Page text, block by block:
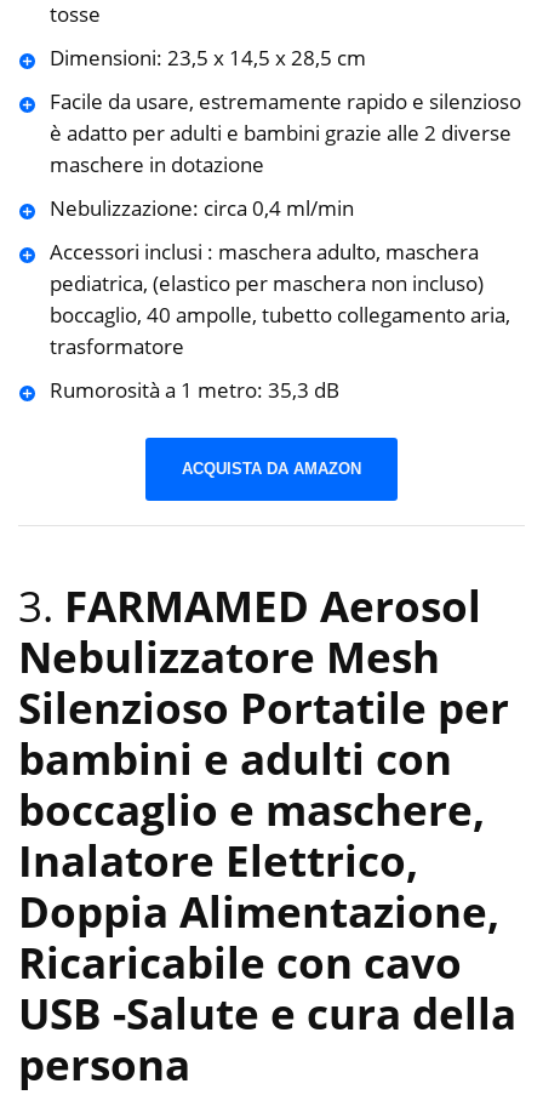
tosse
Dimensioni: 23,5 x 14,5 x 28,5 cm
Facile da usare, estremamente rapido e silenzioso
è adatto per adulti e bambini grazie alle 2 diverse
maschere in dotazione
Nebulizzazione: circa 0,4 ml/min
Accessori inclusi : maschera adulto, maschera
pediatrica, (elastico per maschera non incluso)
boccaglio, 40 ampolle, tubetto collegamento aria,
trasformatore
Rumorosità a 1 metro: 35,3 dB
ACQUISTA DA AMAZON
3. FARMAMED Aerosol
Nebulizzatore Mesh
Silenzioso Portatile per
bambini e adulti con
boccaglio e maschere,
Inalatore Elettrico,
Doppia Alimentazione,
Ricaricabile con cavo
USB -Salute e cura della
persona